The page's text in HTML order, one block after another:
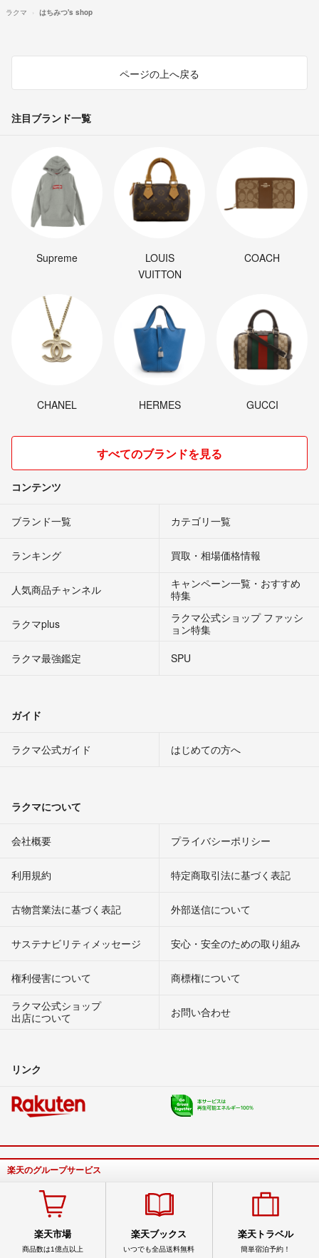
ラクマ はちみつ's shop
ページの上へ戻る
注目ブランド一覧
Supreme
LOUIS
VUITTON
COACH
CHANEL HERMES GUCCI
すべてのブランドを見る
コンテンツ
ブランド一覧 カテゴリ一覧
ランキング 買取・相場価格情報
人気商品チャンネル
キャンペーン一覧・おすすめ
特集
ラクマplus
ラクマ公式ショップ ファッシ
ョン特集
ラクマ最強鑑定
SPU
ガイド
ラクマ公式ガイド はじめての方へ
ラクマについて
会社概要 プライバシーポリシー
利用規約 特定商取引法に基づく表記
古物営業法に基づく表記 外部送信について
サステナビリティメッセージ 安心・安全のための取り組み
権利侵害について
商標権について
ラクマ公式ショップ
出店について
お問い合わせ
リンク
楽天のグループサービス
楽天市場
商品数は1億点以上
楽天ブックス
いつでも全品送料無料
楽天トラベル
簡単宿泊予約！